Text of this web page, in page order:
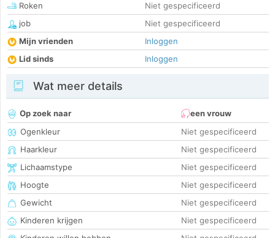
Roken
Niet gespecificeerd
job
Niet gespecificeerd
Mijn vrienden
Inloggen
Lid sinds
Inloggen
Wat meer details
Op zoek naar
een vrouw
Ogenkleur
Niet gespecificeerd
Haarkleur
Niet gespecificeerd
Lichaamstype
Niet gespecificeerd
Hoogte
Niet gespecificeerd
Gewicht
Niet gespecificeerd
Kinderen krijgen
Niet gespecificeerd